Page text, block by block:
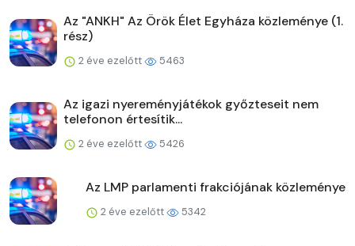
Az "ANKH" Az Örök Élet Egyháza közleménye (1.
rész)
2 éve ezelőtt 5463
Az igazi nyereményjátékok győzteseit nem
telefonon értesítik...
2 éve ezelőtt 5426
Az LMP parlamenti frakciójának közleménye
2 éve ezelőtt 5342